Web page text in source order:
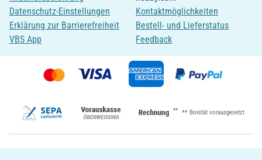
Datenschutz-Einstellungen
Erklärung zur Barrierefreiheit
VBS App
Kontaktmöglichkeiten
Bestell- und Lieferstatus
Feedback
** ** Bonität vorausgesetzt